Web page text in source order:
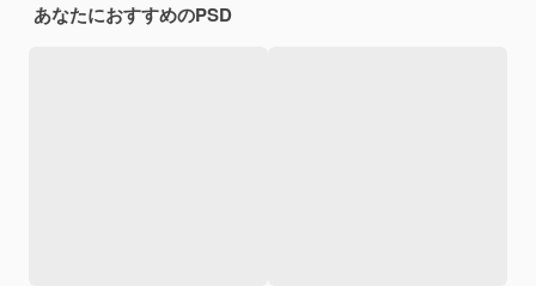
あなたにおすすめのPSD